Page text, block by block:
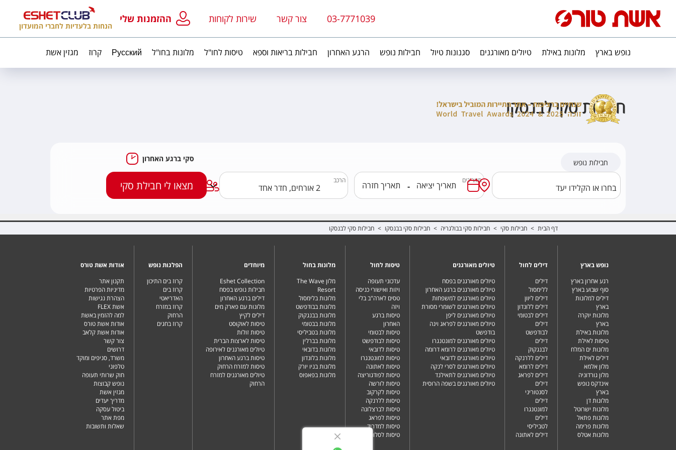
03-7771039 צור קשר שירות לקוחות ההזמנות שלי
הנחות בלעדיות לחברי המועדון
נופש בארץ מלונות באילת טיולים מאורגנים סגנונות טיול חבילות נופש הרגע האחרון חבילות בריאות וספא טיסות לחו"ל מלונות בחו"ל Русский קרוז מגזין אשת
חבילות סקי לבנסקו
חבילות נופש סקי ברגע האחרון
תאריכים
-
הרכב מצאו לי חבילת סקי
דף הבית > חבילות סקי > חבילות סקי בבולגריה > חבילות סקי בבנסקו > חבילות סקי לבנסקו
נופש בארץ
רגע אחרון בארץ
סוף שבוע בארץ
דילים למלונות
בארץ
מלונות יוקרה
בארץ
מלונות באילת
טיסות לאילת
מלונות ים המלח
דילים לאילת
מלון אלמא
מלון גורדוניה
אינדקס נופש
בארץ
מלונות דן
מלונות ישרוטל
מלונות פתאל
מלונות פרימה
מלונות אטלס
דילים לחול
דילים
ללימסול
דילים ליוון
דילים ללונדון
דילים לבטומי
דילים
לבודפשט
דילים
לבנגקוק
דילים ללרנקה
דילים לרומא
דילים לפראג
דילים
לסנטוריני
דילים
למונטנגרו
דילים
לטביליסי
דילים לאתונה
טיולים מאורגנים
טיולים מאורגנים בפסח
טיולים מאורגנים ברגע האחרון
טיולים מאורגנים למשפחות
טיולים מאורגנים לשומרי מסורת
טיולים מאורגנים ליפן
טיולים מאורגנים לפראג וינה
בודפשט
טיולים מאורגנים למונטנגרו
טיולים מאורגנים לרומא דרומה
טיולים מאורגנים לדובאי
טיולים מאורגנים לסרי לנקה
טיולים מאורגנים לתאילנד
טיולים מאורגנים בשפה הרוסית
טיסות לחול
עדכוני תעופה
ויזות ואישורי כניסה
טסים לארה"ב בלי
ויזה
טיסות ברגע
האחרון
טיסות לבטומי
טיסות לבודפשט
טיסות לדובאי
טיסות למונטנגרו
טיסות לאתונה
טיסות לפודגוריצה
טיסות לורשה
טיסות לקרקוב
טיסות ללרנקה
טיסות לברצלונה
טיסות לפראג
טיסות למדריד
טיסות לסלוניקי
מלונות בחול
מלון The Wave
Resort
מלונות בלימסול
מלונות בבודפשט
מלונות בבנגקוק
מלונות בבטומי
מלונות בטביליסי
מלונות בברלין
מלונות בדובאי
מלונות בלונדון
מלונות בניו יורק
מלונות בפאפוס
מיוחדים
Eshet Collection
חבילות נופש בפסח
דילים ברגע האחרון
מלונות עם פארק מים
דילים לקיץ
טיסות לאוקוסט
טיסות זולות
טיסות לארצות הברית
טיולים מאורגנים לאירופה
טיסות ברגע האחרון
טיסות למזרח הרחוק
טיולים מאורגנים למזרח
הרחוק
הפלגות נופש
קרוז בים התיכון
קרוז בים
האדריאטי
קרוז במזרח
הרחוק
קרוז בחגים
אודות אשת טורס
תקנון אתר
מדיניות הפרטיות
הצהרת נגישות
אשת FLEX
למה להזמין באשת
אודות אשת טורס
אודות אשת קלאב
צור קשר
דרושים
משרד, סניפים ומוקד
טלפוני
חוק שרותי תעופה
נופש קבוצות
מגזין אשת
מדריך יעדים
ביטול עסקה
מפת אתר
שאלות ותשובות